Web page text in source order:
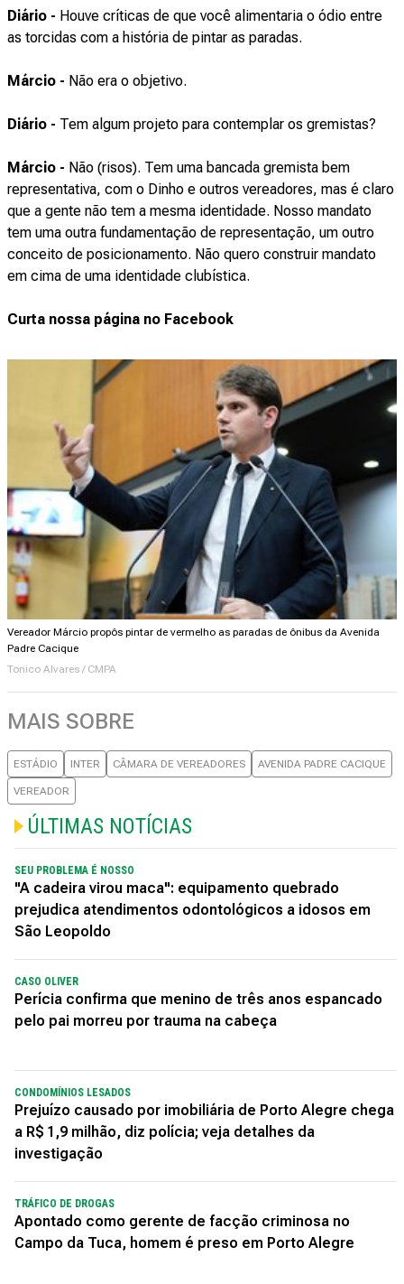
Diário - Houve críticas de que você alimentaria o ódio entre
as torcidas com a história de pintar as paradas.
Márcio - Não era o objetivo.
Diário - Tem algum projeto para contemplar os gremistas?
Márcio - Não (risos). Tem uma bancada gremista bem
representativa, com o Dinho e outros vereadores, mas é claro
que a gente não tem a mesma identidade. Nosso mandato
tem uma outra fundamentação de representação, um outro
conceito de posicionamento. Não quero construir mandato
em cima de uma identidade clubística.
Curta nossa página no Facebook
Vereador Márcio propôs pintar de vermelho as paradas de ônibus da Avenida
Padre Cacique
Tonico Alvares / CMPA
MAIS SOBRE
ESTÁDIO INTER CÂMARA DE VEREADORES AVENIDA PADRE CACIQUE
VEREADOR
ÚLTIMAS NOTÍCIAS
SEU PROBLEMA É NOSSO
"A cadeira virou maca": equipamento quebrado
prejudica atendimentos odontológicos a idosos em
São Leopoldo
CASO OLIVER
Perícia confirma que menino de três anos espancado
pelo pai morreu por trauma na cabeça
CONDOMÍNIOS LESADOS
Prejuízo causado por imobiliária de Porto Alegre chega
a R$ 1,9 milhão, diz polícia; veja detalhes da
investigação
TRÁFICO DE DROGAS
Apontado como gerente de facção criminosa no
Campo da Tuca, homem é preso em Porto Alegre